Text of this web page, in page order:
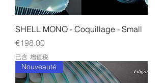
SHELL MONO - Coquillage - Small
價格
€198.00
已含 增值税
Nouveauté